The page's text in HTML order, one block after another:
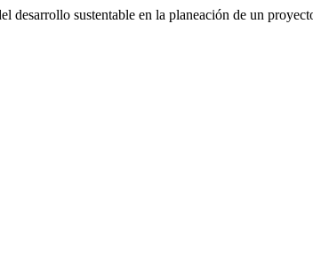
sustentable en la planeación de un